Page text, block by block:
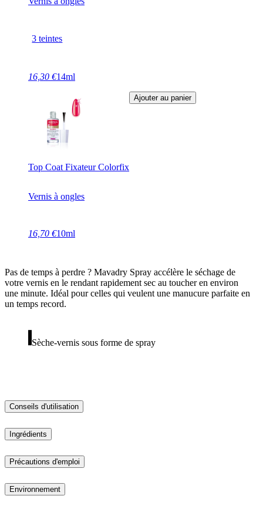
3 teintes
16,30 €14ml
Top Coat Fixateur Colorfix
Vernis à ongles
16,70 €10ml
Ajouter au panier
Pas de temps à perdre ? Mavadry Spray accélère le séchage de
votre vernis en le rendant rapidement sec au toucher en environ
une minute. Idéal pour celles qui veulent une manucure parfaite en
un temps record.
Sèche-vernis sous forme de spray
Conseils d'utilisation
Ingrédients
Précautions d'emploi
Environnement